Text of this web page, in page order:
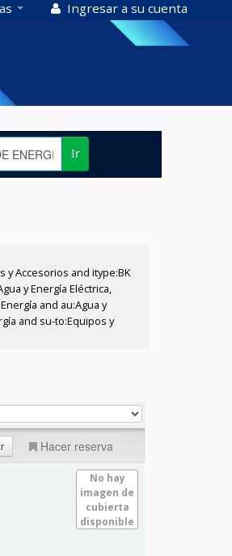
Ingresar a su cuenta
Ir
y Accesorios and itype:BK
y Energía Eléctrica,
and au:Agua y
and su-to:Equipos y
Hacer reserva
No hay
imagen de
cubierta
disponible